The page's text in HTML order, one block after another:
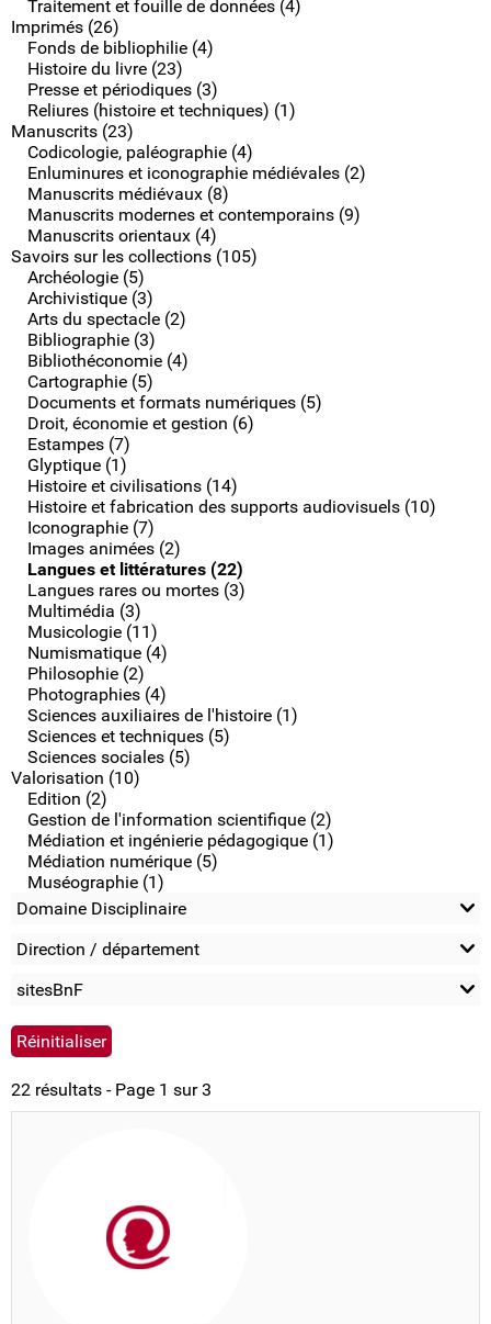
Traitement et fouille de données (4)
Imprimés (26)
Fonds de bibliophilie (4)
Histoire du livre (23)
Presse et périodiques (3)
Reliures (histoire et techniques) (1)
Manuscrits (23)
Codicologie, paléographie (4)
Enluminures et iconographie médiévales (2)
Manuscrits médiévaux (8)
Manuscrits modernes et contemporains (9)
Manuscrits orientaux (4)
Savoirs sur les collections (105)
Archéologie (5)
Archivistique (3)
Arts du spectacle (2)
Bibliographie (3)
Bibliothéconomie (4)
Cartographie (5)
Documents et formats numériques (5)
Droit, économie et gestion (6)
Estampes (7)
Glyptique (1)
Histoire et civilisations (14)
Histoire et fabrication des supports audiovisuels (10)
Iconographie (7)
Images animées (2)
Langues et littératures (22)
Langues rares ou mortes (3)
Multimédia (3)
Musicologie (11)
Numismatique (4)
Philosophie (2)
Photographies (4)
Sciences auxiliaires de l'histoire (1)
Sciences et techniques (5)
Sciences sociales (5)
Valorisation (10)
Edition (2)
Gestion de l'information scientifique (2)
Médiation et ingénierie pédagogique (1)
Médiation numérique (5)
Muséographie (1)
Domaine Disciplinaire
Direction / département
sitesBnF
22 résultats - Page 1 sur 3